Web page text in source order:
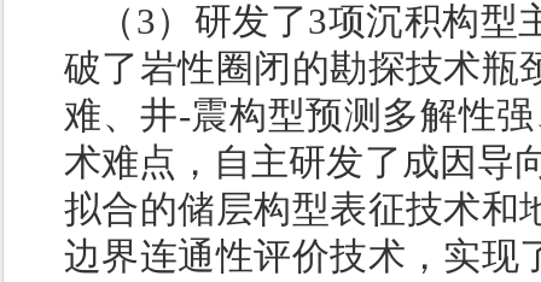
（3）研发了3项沉积构
破了岩性圈闭的勘探技术瓶
难、井-震构型预测多解性
术难点，自主研发了成因导
拟合的储层构型表征技术和
边界连通性评价技术，实现